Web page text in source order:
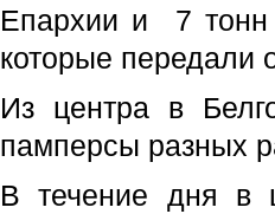
Епархии и 7 тонн
которые
Из центра в
памперсы разных
В течение дня в